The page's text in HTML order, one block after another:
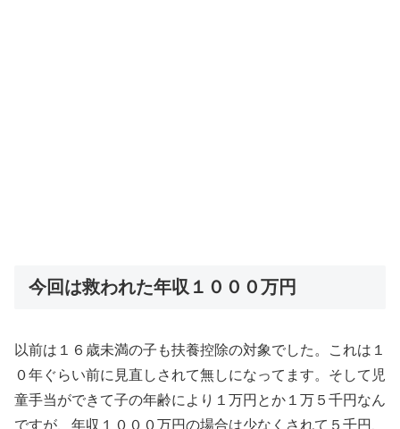
今回は救われた年収１０００万円
以前は１６歳未満の子も扶養控除の対象でした。これは１
０年ぐらい前に見直しされて無しになってます。そして児
童手当ができて子の年齢により１万円とか１万５千円なん
ですが、年収１０００万円の場合は少なくされて５千円、